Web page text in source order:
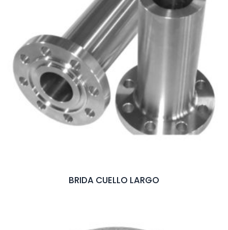
BRIDA CUELLO LARGO